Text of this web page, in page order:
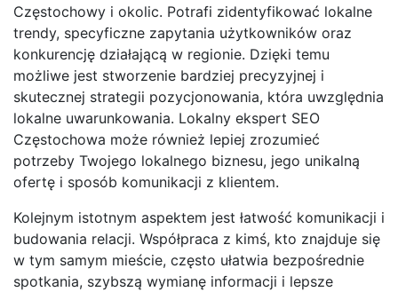
Częstochowy i okolic. Potrafi zidentyfikować lokalne
trendy, specyficzne zapytania użytkowników oraz
konkurencję działającą w regionie. Dzięki temu
możliwe jest stworzenie bardziej precyzyjnej i
skutecznej strategii pozycjonowania, która uwzględnia
lokalne uwarunkowania. Lokalny ekspert SEO
Częstochowa może również lepiej zrozumieć
potrzeby Twojego lokalnego biznesu, jego unikalną
ofertę i sposób komunikacji z klientem.
Kolejnym istotnym aspektem jest łatwość komunikacji i
budowania relacji. Współpraca z kimś, kto znajduje się
w tym samym mieście, często ułatwia bezpośrednie
spotkania, szybszą wymianę informacji i lepsze